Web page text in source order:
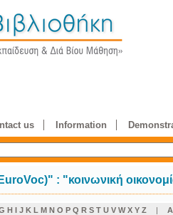
us Information
" : "κοινωνική
H I J K L M N O P Q R S T U V W X Y Z | Α